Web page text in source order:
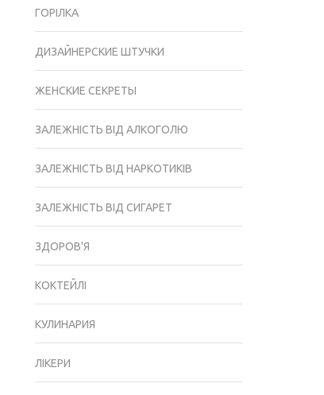
ГОРІЛКА
ДИЗАЙНЕРСКИЕ ШТУЧКИ
ЖЕНСКИЕ СЕКРЕТЫ
ЗАЛЕЖНІСТЬ ВІД АЛКОГОЛЮ
ЗАЛЕЖНІСТЬ ВІД НАРКОТИКІВ
ЗАЛЕЖНІСТЬ ВІД СИГАРЕТ
ЗДОРОВ'Я
КОКТЕЙЛІ
КУЛИНАРИЯ
ЛІКЕРИ